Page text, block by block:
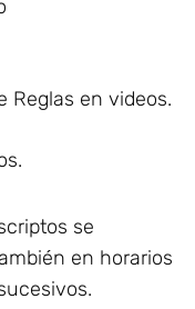
Reglas en videos.
se
en horarios